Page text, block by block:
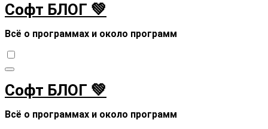
Софт БЛОГ 💚
Всё о программах и около программ
Софт БЛОГ 💚
Всё о программах и около программ